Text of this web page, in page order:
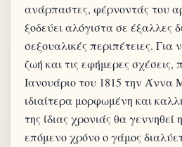
ανάρπαστες, φέρνοντάς του
ξοδεύει αλόγιστα σε έξαλλες
σεξουαλικές περιπέτειες.
ζωή και τις εφήμερες σχέσεις,
Ιανουάριο του 1815 την Άννα
ιδιαίτερα μορφωμένη και
της ίδιας χρονιάς θα
επόμενο χρόνο ο γάμος